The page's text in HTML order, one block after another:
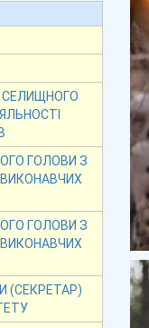
СЕЛИЩНОГО
ГОЛОВИ З
ВИКОНАВЧИХ
ГОЛОВИ З
ВИКОНАВЧИХ
(СЕКРЕТАР)